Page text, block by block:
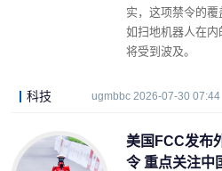
实，这项禁令的
如扫地机器人在
将受到波及。
科技 ugmbbc 2026-07-30 07:44
美国FCC发布
令 重点关注中